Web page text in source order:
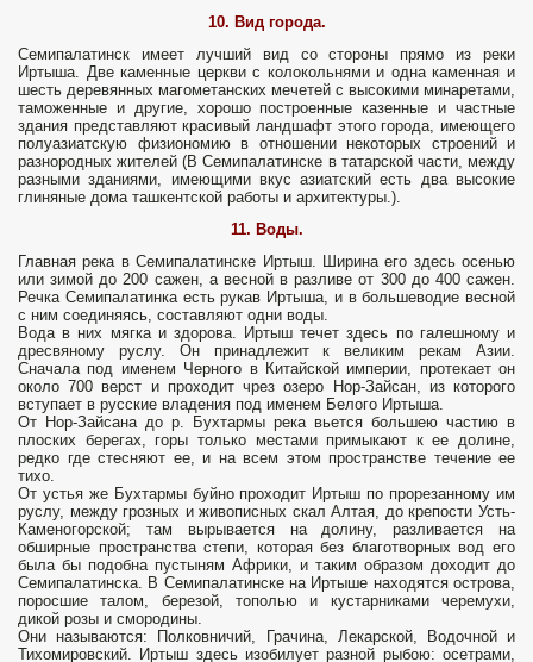
10. Вид города.
Семипалатинск имеет лучший вид со стороны прямо из реки
Иртыша. Две каменные церкви с колокольнями и одна каменная и
шесть деревянных магометанских мечетей с высокими минаретами,
таможенные и другие, хорошо построенные казенные и частные
здания представляют красивый ландшафт этого города, имеющего
полуазиатскую физиономию в отношении некоторых строений и
разнородных жителей (В Семипалатинске в татарской части, между
разными зданиями, имеющими вкус азиатский есть два высокие
глиняные дома ташкентской работы и архитектуры.).
11. Воды.
Главная река в Семипалатинске Иртыш. Ширина его здесь осенью
или зимой до 200 сажен, а весной в разливе от 300 до 400 сажен.
Речка Семипалатинка есть рукав Иртыша, и в большеводие весной
с ним соединяясь, составляют одни воды.
Вода в них мягка и здорова. Иртыш течет здесь по галешному и
дресвяному руслу. Он принадлежит к великим рекам Азии.
Сначала под именем Черного в Китайской империи, протекает он
около 700 верст и проходит чрез озеро Нор-Зайсан, из которого
вступает в русские владения под именем Белого Иртыша.
От Нор-Зайсана до р. Бухтармы река вьется большею частию в
плоских берегах, горы только местами примыкают к ее долине,
редко где стесняют ее, и на всем этом пространстве течение ее
тихо.
От устья же Бухтармы буйно проходит Иртыш по прорезанному им
руслу, между грозных и живописных скал Алтая, до крепости Усть-
Каменогорской; там вырывается на долину, разливается на
обширные пространства степи, которая без благотворных вод его
была бы подобна пустыням Африки, и таким образом доходит до
Семипалатинска. В Семипалатинске на Иртыше находятся острова,
поросшие талом, березой, тополью и кустарниками черемухи,
дикой розы и смородины.
Они называются: Полковничий, Грачина, Лекарской, Водочной и
Тихомировский. Иртыш здесь изобилует разной рыбою: осетрами,